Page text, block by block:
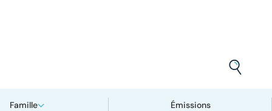
Famille Émissions